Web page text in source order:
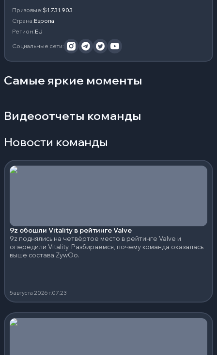
Призовые:$1.731.903
Страна:Европа
Регион:EU
Социальные сети:
Самые яркие моменты
Видеоотчеты команды
Новости команды
9z обошли Vitality в рейтинге Valve
9z поднялись на четвёртое место в рейтинге Valve и
опередили Vitality. Разбираемся, почему команда оказалась
выше состава ZywOo.
5 августа 2026 г.07:23